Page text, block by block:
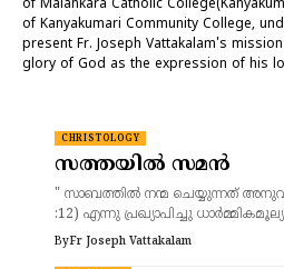
of Malankara Catholic
of Kanyakumari Community College,
present Fr. Joseph Vattakalam's
glory of God as the expression of his
CHRISTOLOGY
സത്തയിൽ സമൻ
" സാബത്തിൽ നന്മ ചെയ്യുന്നത്
:12) എന്നു പ്രഖ്യാപിച്ചു
ByFr Joseph Vattakalam